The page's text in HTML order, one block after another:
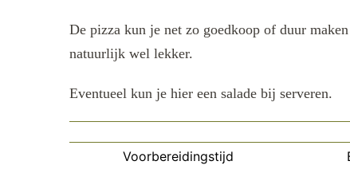
De pizza kun je net zo goedkoop of duur
natuurlijk wel lekker.
Eventueel kun je hier een salade bij serveren.
Voorbereidingstijd